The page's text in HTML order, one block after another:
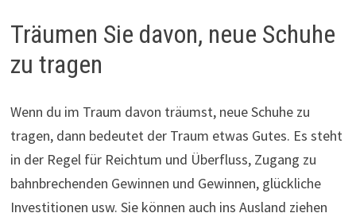
Träumen Sie davon, neue Schuhe
zu tragen
Wenn du im Traum davon träumst, neue Schuhe zu
tragen, dann bedeutet der Traum etwas Gutes. Es steht
in der Regel für Reichtum und Überfluss, Zugang zu
bahnbrechenden Gewinnen und Gewinnen, glückliche
Investitionen usw. Sie können auch ins Ausland ziehen